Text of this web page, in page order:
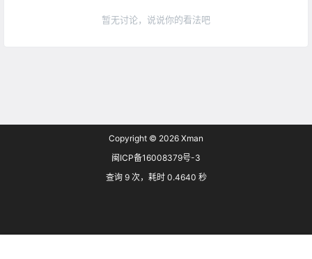
暂无讨论，说说你的看法吧
Copyright © 2026 Xman
闽ICP备16008379号-3
查询 9 次，耗时 0.4640 秒